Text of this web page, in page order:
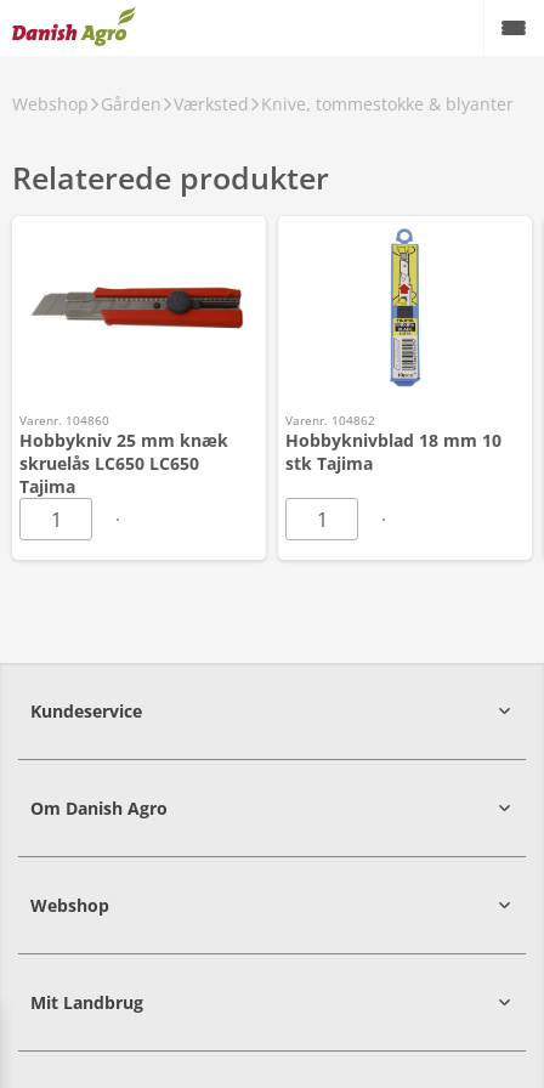
Webshop Gården Værksted Knive, tommestokke & blyanter
Relaterede produkter
Varenr. 104860
Hobbykniv 25 mm knæk
skruelås LC650 LC650
Tajima
Varenr. 104862
Hobbyknivblad 18 mm 10
stk Tajima
Kundeservice
Om Danish Agro
Webshop
Mit Landbrug